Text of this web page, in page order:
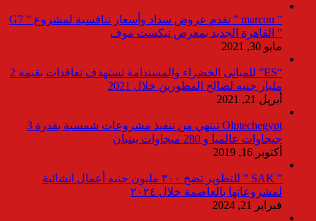
” marcon ” تقدم عروض سداد وأسعار تنافسية لمشروع ” G7
” القاهرة الجديد بمعرض نيكست موف
مايو 30, 2021
“ES” للمبانى الخضراء والمستدامة تستهدف تعاقدات بقيمة 2
مليار جنيه لصالح المطورين خلال 2021
أبريل 21, 2021
Olptechegypt تنتهي من تنفيذ مشروعات شمسية بقدرة 3
جيجاوات عالميا و 280 ميجاوات ببنبان
أكتوبر 16, 2019
” SAK ” للتطوير تضخ ٣٠٠ مليون جنيه أعمال انشائية
لمشروعاتها بالعاصمة خلال ٢٠٢٤
فبراير 21, 2024